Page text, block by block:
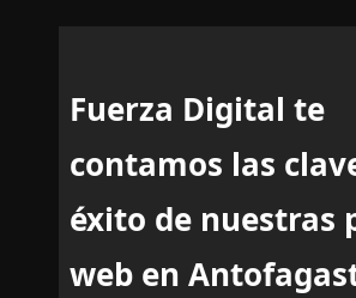
Fuerza Digital te
contamos las
éxito de nuestras
web en